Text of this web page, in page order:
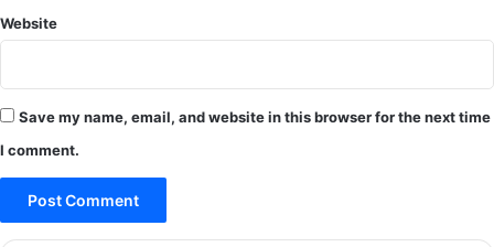
Website
Save my name, email, and website in this browser for the next time
I comment.